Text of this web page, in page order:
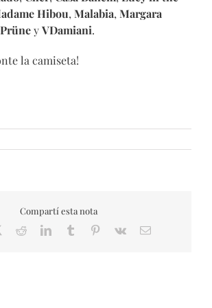
Hibou, Malabia, Margara
PrüneyVDamiani.
la camiseta!
Compartí esta nota
RedditLinkedInTumblr Pinterest
Vk Email